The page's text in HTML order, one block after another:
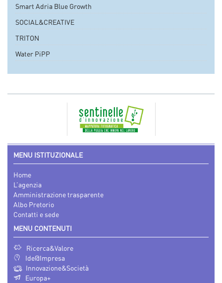
Smart Adria Blue Growth
SOCIAL&CREATIVE
TRITON
Water PiPP
MENU ISTITUZIONALE
Home
L’agenzia
Amministrazione trasparente
Albo Pretorio
Contatti e sede
MENU CONTENUTI
Ricerca&Valore
Ide@Impresa
Innovazione&Società
Europa+